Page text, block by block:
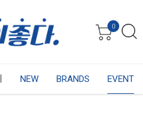
0
NEW BRANDS EVENT